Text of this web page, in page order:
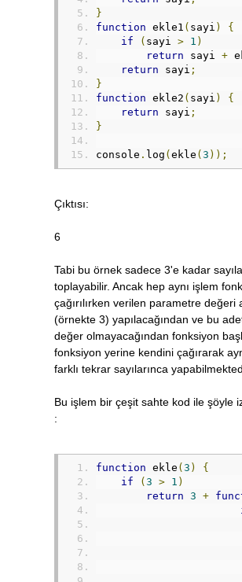
}
function ekle1 ( sayi )
{
if
( sayi > 1 )
return sayi +
return sayi ;
}
function ekle2 ( sayi )
{
return sayi ;
}
console . log (ekle (3 ));
Çıktısı:
6
Tabi bu örnek sadece 3'e kadar
toplayabilir. Ancak hep aynı işlem
çağırılırken verilen parametre değeri
(örnekte 3) yapılacağından ve bu
değer olmayacağından fonksiyon
fonksiyon yerine kendini çağırarak
farklı tekrar sayılarınca
Bu işlem bir çeşit sahte kod ile şöyle
:
function ekle (3 )
{
if
(3 > 1 )
return 3 +